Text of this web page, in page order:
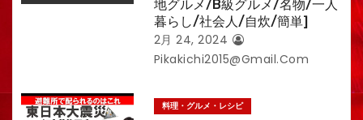
地グルメ/B級グルメ/名物/一人
暮らし/社会人/自炊/簡単]
2月 24, 2024
Pikakichi2015@gmail.com
料理・グルメ・レシピ